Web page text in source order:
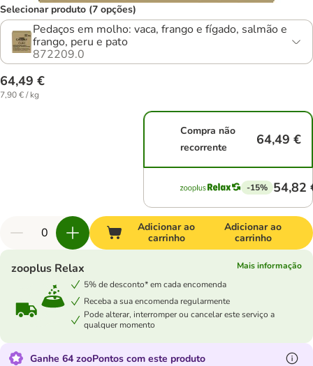
Selecionar produto (7 opções)
Pedaços em molho: vaca, frango e fígado, salmão e
frango, peru e pato
872209.0
64,49 €
7,90 € / kg
Compra não
recorrente
64,49 €
-15% 54,82
Adicionar ao
carrinho
Adicionar ao
carrinho
zooplus Relax
Mais informação
5% de desconto* em cada encomenda
Receba a sua encomenda regularmente
Pode alterar, interromper ou cancelar este serviço a
qualquer momento
Ganhe 64 zooPontos com este produto